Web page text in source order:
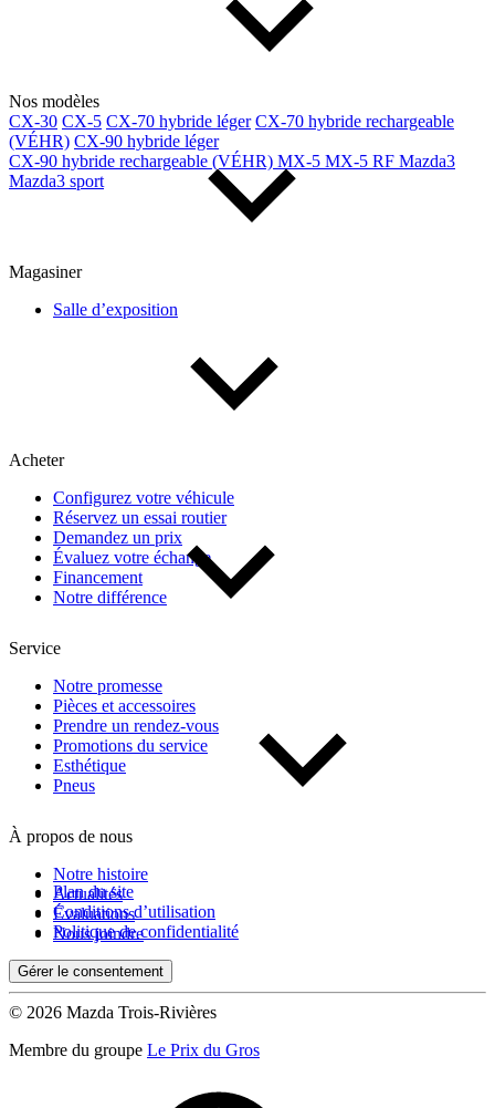
Nos modèles
CX-30 CX-5 CX-70 hybride léger CX-70 hybride rechargeable
(VÉHR) CX-90 hybride léger
CX-90 hybride rechargeable (VÉHR) MX-5 MX-5 RF Mazda3
Mazda3 sport
Magasiner
Salle d’exposition
Acheter
Configurez votre véhicule
Réservez un essai routier
Demandez un prix
Évaluez votre échange
Financement
Notre différence
Service
Notre promesse
Pièces et accessoires
Prendre un rendez-vous
Promotions du service
Esthétique
Pneus
À propos de nous
Notre histoire
Actualités
Évaluations
Nous joindre
Plan du site
Conditions d’utilisation
Politique de confidentialité
Gérer le consentement
© 2026 Mazda Trois-Rivières
Membre du groupe Le Prix du Gros